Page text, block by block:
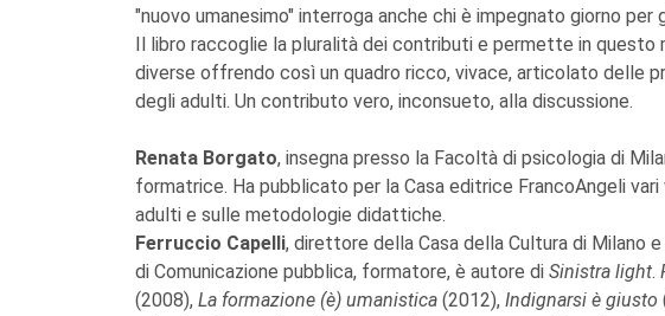
"nuovo umanesimo" interroga anche chi è impegnato giorno
Il libro raccoglie la pluralità dei contributi e permette in
diverse offrendo così un quadro ricco, vivace, articolato delle
degli adulti. Un contributo vero, inconsueto, alla discussione.
Renata Borgato, insegna presso la Facoltà di psicologia di
formatrice. Ha pubblicato per la Casa editrice FrancoAngeli
adulti e sulle metodologie didattiche.
Ferruccio Capelli, direttore della Casa della Cultura di Milano
di Comunicazione pubblica, formatore, è autore di Sinistra light.
(2008), La formazione (è) umanistica (2012), Indignarsi è giusto